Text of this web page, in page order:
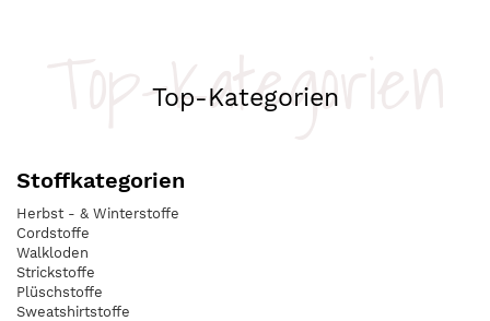
Top-Kategorien
Top-Kategorien
Stoffkategorien
Herbst - & Winterstoffe
Cordstoffe
Walkloden
Strickstoffe
Plüschstoffe
Sweatshirtstoffe